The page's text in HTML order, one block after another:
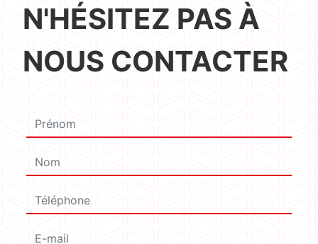
N'HÉSITEZ PAS À
NOUS CONTACTER